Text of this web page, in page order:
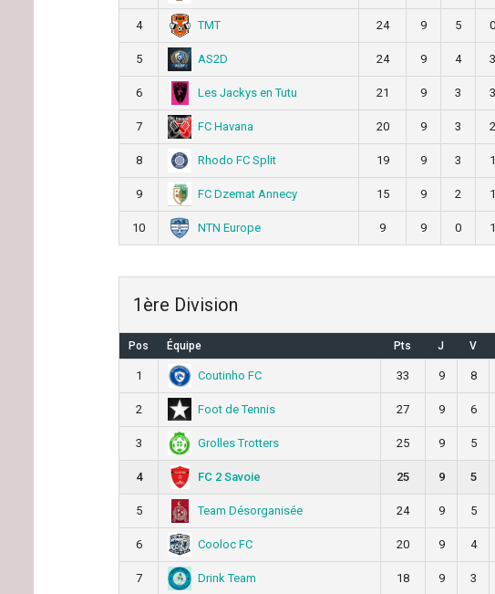
4 TMT 24 9 5 0
5 AS2D 24 9 4 3
6 Les Jackys en Tutu 21 9 3 3
7 FC Havana 20 9 3 2
8 Rhodo FC Split 19 9 3 1
9 FC Dzemat Annecy 15 9 2 1
10 NTN Europe 9 9 0 1
1ère Division
Pos Équipe Pts J V
1 Coutinho FC 33 9 8
2 Foot de Tennis 27 9 6
3 Grolles Trotters 25 9 5
4 FC 2 Savoie 25 9 5
5 Team Désorganisée 24 9 5
6 Cooloc FC 20 9 4
7 Drink Team 18 9 3